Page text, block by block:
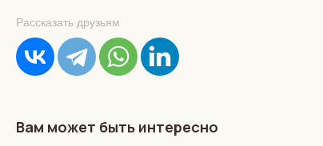
Рассказать друзьям
Вам может быть интересно